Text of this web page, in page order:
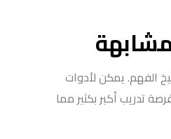
الفهم. يمكن لأدوات
تدريب أكبر بكثير مما